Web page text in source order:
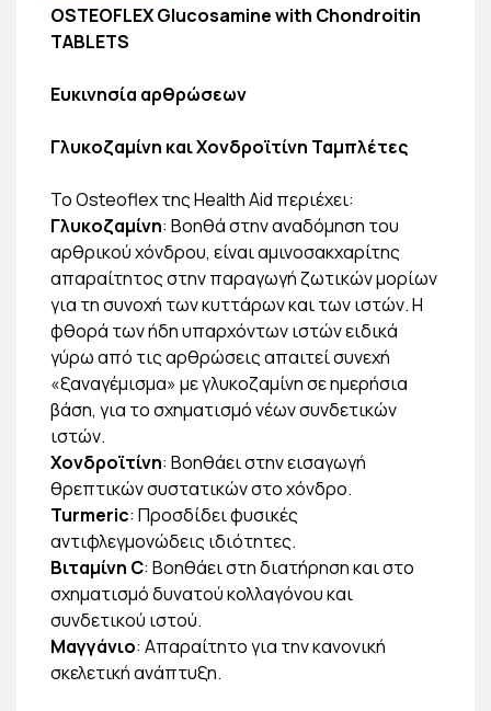
OSTEOFLEX Glucosamine with Chondroitin
TABLETS
Ευκινησία αρθρώσεων
Γλυκοζαμίνη και Χονδροϊτίνη Ταμπλέτες
Το Οsteoflex της Ηealth Aid περιέχει:
Γλυκοζαμίνη: Βοηθά στην αναδόμηση του
αρθρικού χόνδρου, είναι αμινοσακχαρίτης
απαραίτητος στην παραγωγή ζωτικών μορίων
για τη συνοχή των κυττάρων και των ιστών. Η
φθορά των ήδη υπαρχόντων ιστών ειδικά
γύρω από τις αρθρώσεις απαιτεί συνεχή
«ξαναγέμισμα» με γλυκοζαμίνη σε ημερήσια
βάση, για το σχηματισμό νέων συνδετικών
ιστών.
Χονδροϊτίνη: Βοηθάει στην εισαγωγή
θρεπτικών συστατικών στο χόνδρο.
Turmeric: Προσδίδει φυσικές
αντιφλεγμονώδεις ιδιότητες.
Βιταμίνη C: Βοηθάει στη διατήρηση και στο
σχηματισμό δυνατού κολλαγόνου και
συνδετικού ιστού.
Μαγγάνιο: Απαραίτητο για την κανονική
σκελετική ανάπτυξη.